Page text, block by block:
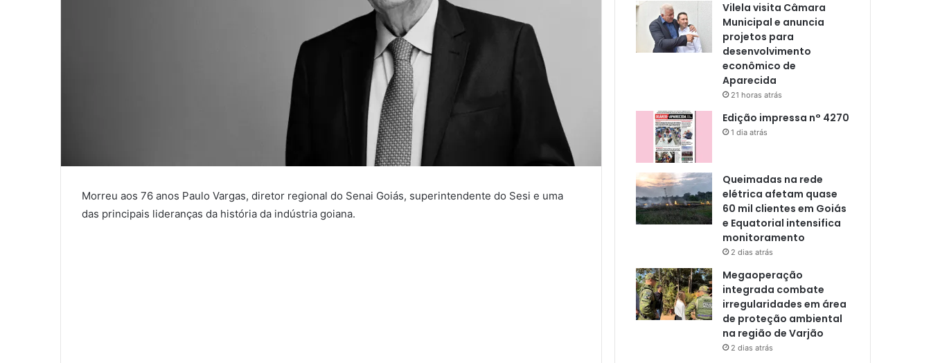
Morreu aos 76 anos Paulo Vargas, diretor regional do Senai Goiás, superintendente do Sesi e uma
das principais lideranças da história da indústria goiana.
Vilela visita Câmara
Municipal e anuncia
projetos para
desenvolvimento
econômico de
Aparecida
21 horas atrás
Edição impressa n° 4270
1 dia atrás
Queimadas na rede
elétrica afetam quase
60 mil clientes em Goiás
e Equatorial intensifica
monitoramento
2 dias atrás
Megaoperação
integrada combate
irregularidades em área
de proteção ambiental
na região de Varjão
2 dias atrás